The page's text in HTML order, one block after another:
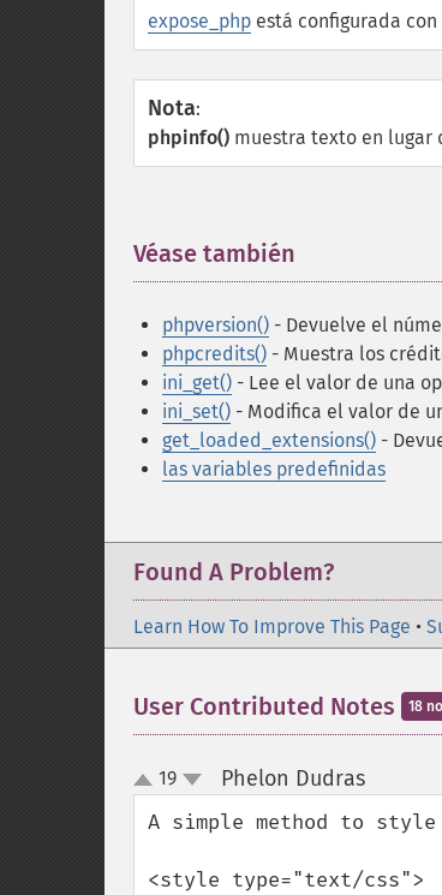
expose_php está configurada
Nota:
phpinfo() muestra texto en lugar
Véase también
phpversion() - Devuelve el
phpcredits() - Muestra los
ini_get() - Lee el valor de una
ini_set() - Modifica el valor de
get_loaded_extensions() -
las variables predefinidas
Found A Problem?
Learn How To Improve This Page •
User Contributed Notes 18
up
down
19 Phelon Dudras¶
A simple method to
<style type="text/css">